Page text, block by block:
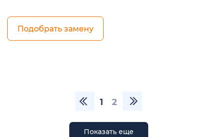
Подобрать замену
1 2
Показать еще